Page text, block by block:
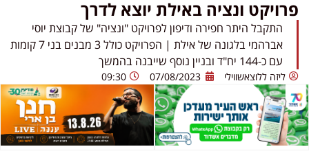
פרויקט ונציה באילת יוצא לדרך
התקבל היתר חפירה ודיפון לפרויקט "ונציה" של קבוצת יוסי
אברהמי בלגונה של אילת | הפרויקט כולל 3 מבנים בני 7 קומות
עם כ-144 יח"ד ובניין נוסף שייבנה בהמשך
ליזה ללוצאשווילי 07/08/2023
09:30